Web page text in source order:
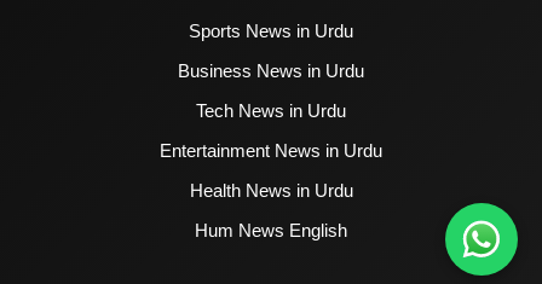
Sports News in Urdu
Business News in Urdu
Tech News in Urdu
Entertainment News in Urdu
Health News in Urdu
Hum News English